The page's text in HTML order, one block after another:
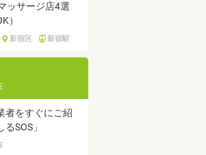
ッサージ店4選
）
新宿区 新宿駅
者をすぐにご紹
SOS」